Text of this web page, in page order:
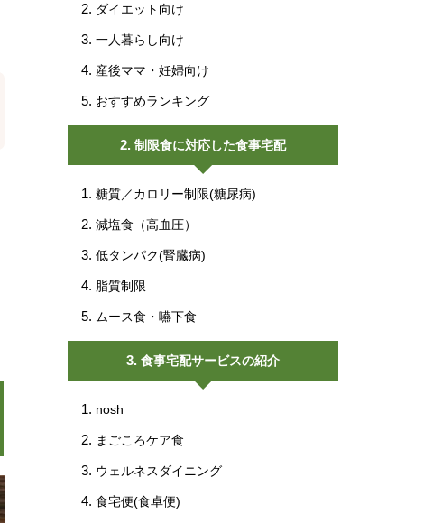
ダイエット向け
一人暮らし向け
産後ママ・妊婦向け
おすすめランキング
制限食に対応した食事宅配
糖質／カロリー制限(糖尿病)
減塩食（高血圧）
低タンパク(腎臓病)
脂質制限
ムース食・嚥下食
食事宅配サービスの紹介
nosh
まごころケア食
ウェルネスダイニング
食宅便(食卓便)